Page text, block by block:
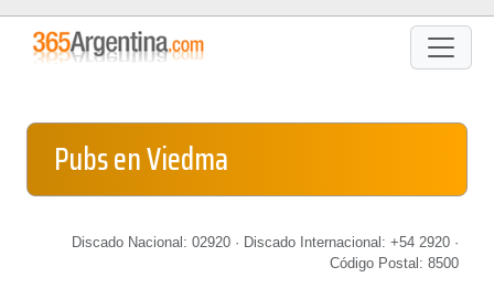
Pubs en Viedma
Discado Nacional: 02920 · Discado Internacional: +54 2920 ·
Código Postal: 8500